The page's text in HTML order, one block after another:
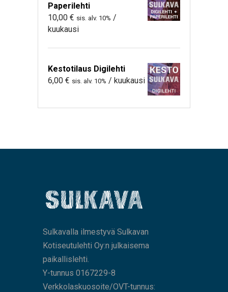
Paperilehti
10,00 € sis. alv. 10% /
kuukausi
Kestotilaus Digilehti
6,00 € sis. alv. 10% / kuukausi
Sulkavalla ilmestyvä Sulkavan
Kotiseutulehti Oy:n julkaisema
paikallislehti.
Y-tunnus 0167229-8
Verkkolaskuosoite/OVT-tunnus: